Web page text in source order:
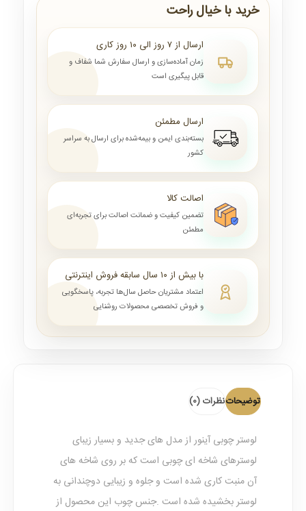
خرید با خیال راحت
ارسال از ۷ روز الی ۱۰ روز کاری
زمان آماده‌سازی و ارسال سفارش شما شفاف و
قابل پیگیری است
ارسال مطمئن
بسته‌بندی ایمن و بیمه‌شده برای ارسال به سراسر
کشور
اصالت کالا
تضمین کیفیت و ضمانت اصالت برای تجربه‌ای
مطمئن
با بیش از ۱۰ سال سابقه فروش اینترنتی
اعتماد مشتریان حاصل سال‌ها تجربه، پاسخگویی
و فروش تخصصی محصولات روشنایی
توضیحاتنظرات (0)
لوستر چوبی آینوراز مدل های جدید و بسیار زیبای
لوسترهای شاخه ای چوبی است که بر روی شاخه های
آن منبت کاری شده است و جلوه و زیبایی دوچندانی به
لوستر بخشیده شده است .جنس چوب این محصول از